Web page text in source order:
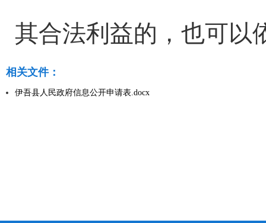
其合法利益的，也可以
相关文件：
伊吾县人民政府信息公开申请表.docx